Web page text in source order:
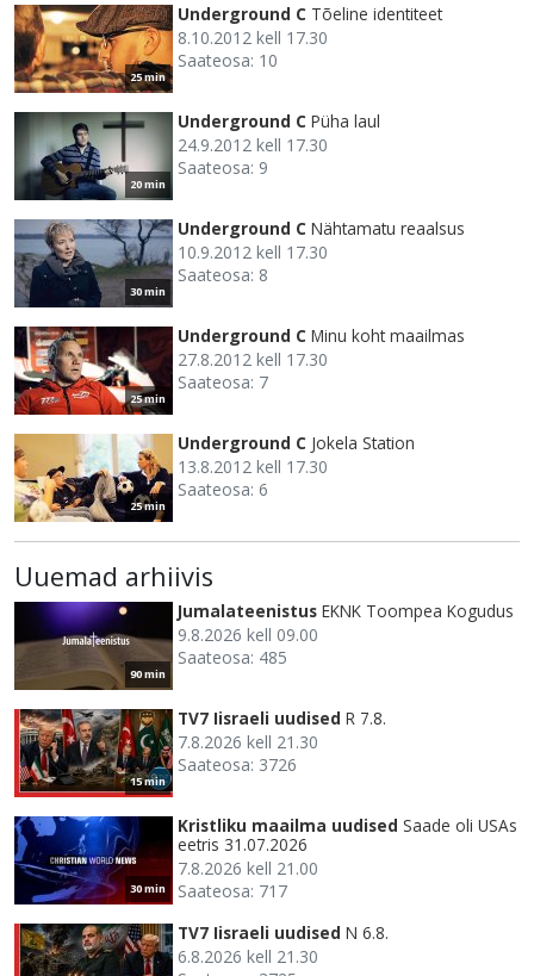
25 min
Underground C Tõeline identiteet
8.10.2012 kell 17.30
Saateosa: 10
20 min
Underground C Püha laul
24.9.2012 kell 17.30
Saateosa: 9
30 min
Underground C Nähtamatu reaalsus
10.9.2012 kell 17.30
Saateosa: 8
25 min
Underground C Minu koht maailmas
27.8.2012 kell 17.30
Saateosa: 7
25 min
Underground C Jokela Station
13.8.2012 kell 17.30
Saateosa: 6
Uuemad arhiivis
90 min
Jumalateenistus EKNK Toompea Kogudus
9.8.2026 kell 09.00
Saateosa: 485
15 min
TV7 Iisraeli uudised R 7.8.
7.8.2026 kell 21.30
Saateosa: 3726
30 min
Kristliku maailma uudised Saade oli USAs
eetris 31.07.2026
7.8.2026 kell 21.00
Saateosa: 717
TV7 Iisraeli uudised N 6.8.
6.8.2026 kell 21.30